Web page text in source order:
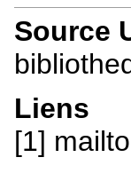
Source
Liens
[1]